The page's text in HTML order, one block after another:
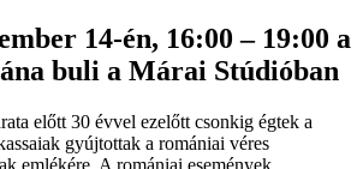
14-én, 16:00 – 19:00 a
buli a Márai Stúdióban
előtt 30 évvel ezelőtt csonkig égtek a
gyújtottak a romániai véres
emlékére. A romániai események